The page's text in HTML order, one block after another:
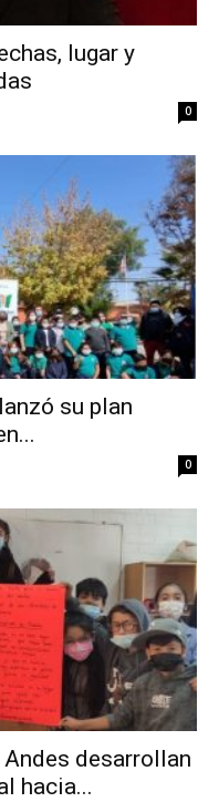
lugar y
0
su plan
0
desarrollan
hacia...